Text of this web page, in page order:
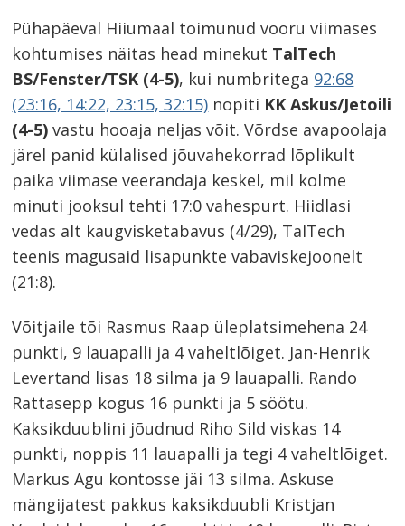
Pühapäeval Hiiumaal toimunud vooru viimases
kohtumises näitas head minekut TalTech
BS/Fenster/TSK (4-5), kui numbritega 92:68
(23:16, 14:22, 23:15, 32:15) nopiti KK Askus/Jetoili
(4-5) vastu hooaja neljas võit. Võrdse avapoolaja
järel panid külalised jõuvahekorrad lõplikult
paika viimase veerandaja keskel, mil kolme
minuti jooksul tehti 17:0 vahespurt. Hiidlasi
vedas alt kaugvisketabavus (4/29), TalTech
teenis magusaid lisapunkte vabaviskejoonelt
(21:8).
Võitjaile tõi Rasmus Raap üleplatsimehena 24
punkti, 9 lauapalli ja 4 vaheltlõiget. Jan-Henrik
Levertand lisas 18 silma ja 9 lauapalli. Rando
Rattasepp kogus 16 punkti ja 5 söötu.
Kaksikduublini jõudnud Riho Sild viskas 14
punkti, noppis 11 lauapalli ja tegi 4 vaheltlõiget.
Markus Agu kontosse jäi 13 silma. Askuse
mängijatest pakkus kaksikduubli Kristjan